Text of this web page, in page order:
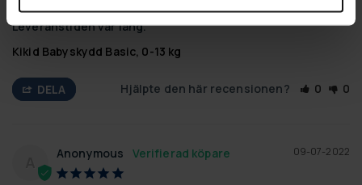
Bra produkt. Dock onödigt svårt med knäppningen.
Leveranstiden var lång.
Kikid Babyskydd Basic, 0-13 kg
DELA Hjälpte den här recensionen? 0 0
09-07-2022
Anonymous